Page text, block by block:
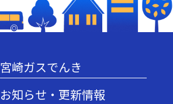
宮崎ガスでんき
お知らせ・更新情報